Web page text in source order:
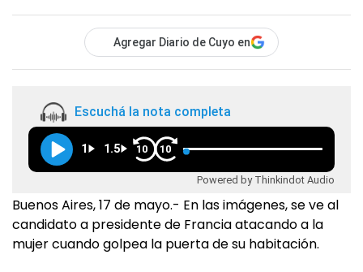
Agregar Diario de Cuyo en
Escuchá la nota completa
1 1.5 10 10
Powered by Thinkindot Audio
Buenos Aires, 17 de mayo.- En las imágenes, se ve al
candidato a presidente de Francia atacando a la
mujer cuando golpea la puerta de su habitación.